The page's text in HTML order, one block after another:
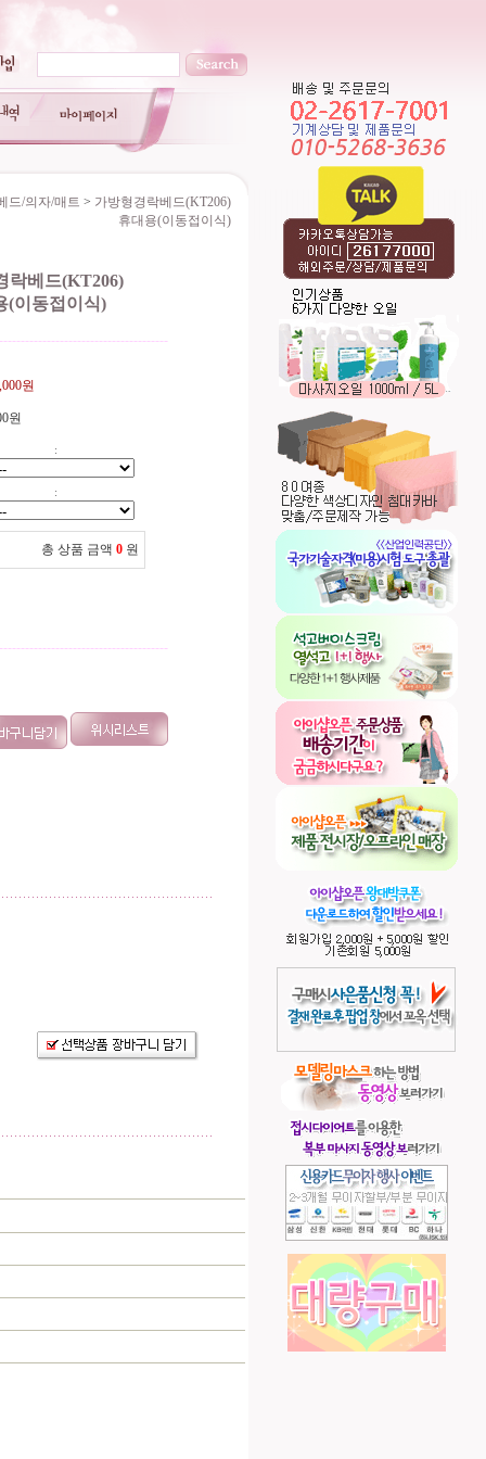
드/의자/매트 > 가방형경락베드(KT206)
휴대용(이동접이식)
락베드(KT206)
(이동접이식)
원
원
:
:
총 상품 금액 0 원